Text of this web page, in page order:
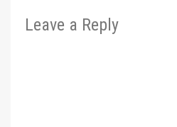
Leave a Reply